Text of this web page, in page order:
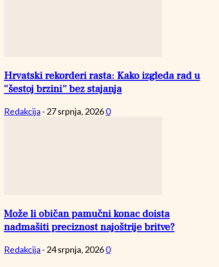
Hrvatski rekorderi rasta: Kako izgleda rad u
“šestoj brzini” bez stajanja
Redakcija - 27 srpnja, 20260
Može li običan pamučni konac doista
nadmašiti preciznost najoštrije britve?
Redakcija - 24 srpnja, 20260